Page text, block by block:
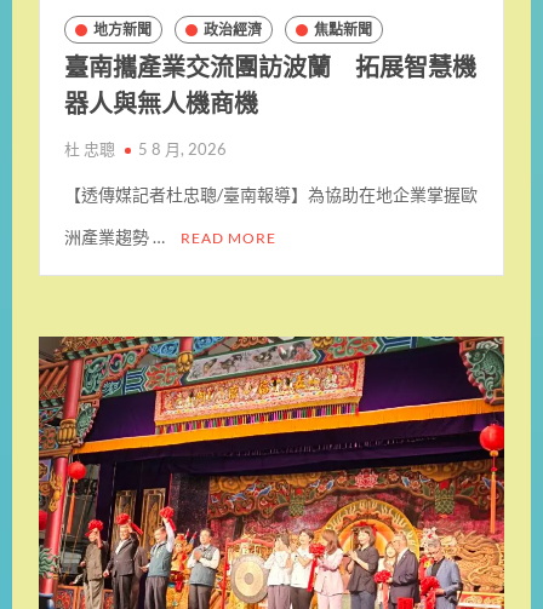
地方新聞 政治經濟 焦點新聞
臺南攜產業交流團訪波蘭 拓展智慧機
器人與無人機商機
杜 忠聰 5 8 月, 2026
【透傳媒記者杜忠聰/臺南報導】為協助在地企業掌握歐
洲產業趨勢 … READ MORE